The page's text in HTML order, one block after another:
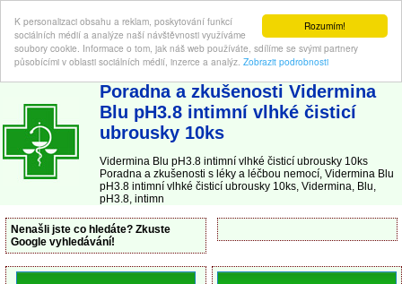
Rozumím!
K personalizaci obsahu a reklam, poskytování funkcí
sociálních médií a analýze naší návštěvnosti využíváme
soubory cookie. Informace o tom, jak náš web používáte, sdílíme se svými partnery
působícími v oblasti sociálních médií, inzerce a analýz. Zobrazit podrobnosti
ABC-LEKARNA.cz | Poradna a zkušenosti s léky a léčbou nemocí
Poradna a zkušenosti Vidermina
Blu pH3.8 intimní vlhké čisticí
ubrousky 10ks
Vidermina Blu pH3.8 intimní vlhké čisticí ubrousky 10ks
Poradna a zkušenosti s léky a léčbou nemocí, Vidermina Blu
pH3.8 intimní vlhké čisticí ubrousky 10ks, Vidermina, Blu,
pH3.8, intimn
Nenašli jste co hledáte? Zkuste
Google vyhledávání!